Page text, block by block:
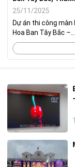
25/11/2025
Dự án thi công
Hoa Ban Tây Bắc –...